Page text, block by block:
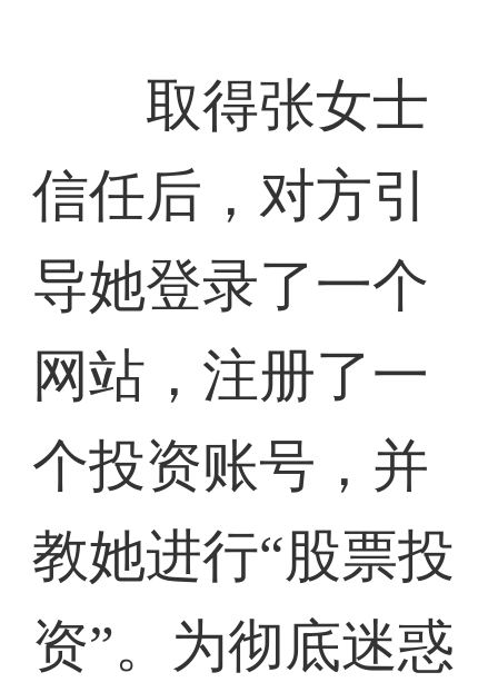
取得张女士
信任后，对方引
导她登录了一个
网站，注册了一
个投资账号，并
教她进行“股票投
资”。为彻底迷惑